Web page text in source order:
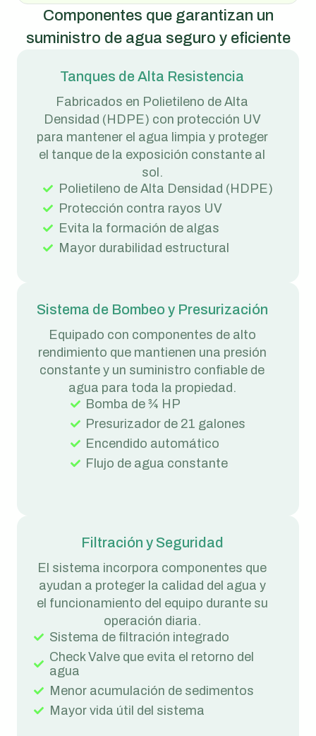
Componentes que garantizan un
suministro de agua seguro y eficiente
Tanques de Alta Resistencia
Fabricados en Polietileno de Alta
Densidad (HDPE) con protección UV
para mantener el agua limpia y proteger
el tanque de la exposición constante al
sol.
Polietileno de Alta Densidad (HDPE)
Protección contra rayos UV
Evita la formación de algas
Mayor durabilidad estructural
Sistema de Bombeo y Presurización
Equipado con componentes de alto
rendimiento que mantienen una presión
constante y un suministro confiable de
agua para toda la propiedad.
Bomba de ¾ HP
Presurizador de 21 galones
Encendido automático
Flujo de agua constante
Filtración y Seguridad
El sistema incorpora componentes que
ayudan a proteger la calidad del agua y
el funcionamiento del equipo durante su
operación diaria.
Sistema de filtración integrado
Check Valve que evita el retorno del
agua
Menor acumulación de sedimentos
Mayor vida útil del sistema